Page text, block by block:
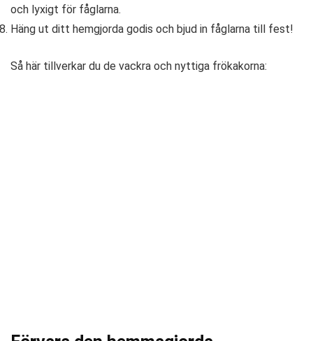
och lyxigt för fåglarna.
Häng ut ditt hemgjorda godis och bjud in fåglarna till fest!
Så här tillverkar du de vackra och nyttiga frökakorna: